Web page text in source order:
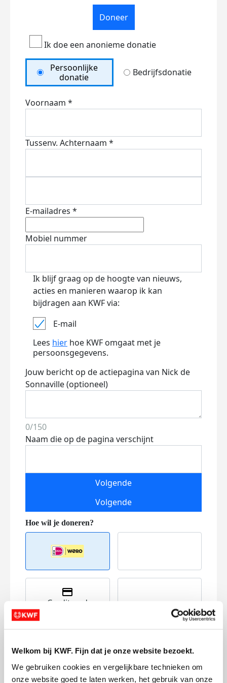
Welkom bij KWF. Fijn dat je onze website bezoekt.
We gebruiken cookies en vergelijkbare technieken om
onze website goed te laten werken, het gebruik van onze
Doneer
Ik doe een anonieme donatie
Persoonlijke
donatie
Bedrijfsdonatie
Voornaam *
Tussenv. Achternaam *
E-mailadres *
Mobiel nummer
Ik blijf graag op de hoogte van nieuws,
acties en manieren waarop ik kan
bijdragen aan KWF via:
E-mail
Lees hier hoe KWF omgaat met je
persoonsgegevens.
Jouw bericht op de actiepagina van Nick de
Sonnaville (optioneel)
0/150
Naam die op de pagina verschijnt
Volgende
Volgende
Creditcard
Referentie